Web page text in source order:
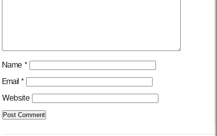
Name *
Email *
Website